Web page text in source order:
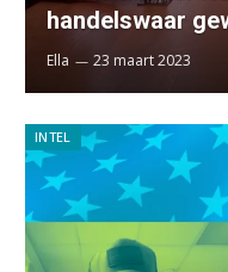
handelswaar
Ella 23 maart 2023
INTEL